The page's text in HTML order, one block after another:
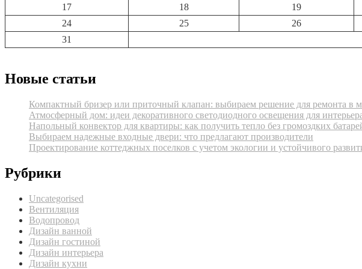
17
18 19
24
25 26
31
Новые статьи
Компактный бризер или приточный клапан: выбираем решение для ремонта в
Атмосферный дом: идеи декоративного светодиодного освещения для
Напольный конвектор для квартиры: как получить тепло без громоздких
Выбираем надежные входные двери: что предлагают производители
Проектирование коттеджных поселков с учетом экологии и устойчивого
Рубрики
Uncategorised
Вентиляция
Водопровод
Дизайн ванной
Дизайн гостиной
Дизайн интерьера
Дизайн кухни